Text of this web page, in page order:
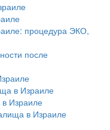
процедура ЭКО,
после
в Израиле
Израиле
в Израиле